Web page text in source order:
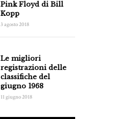
Pink Floyd di Bill
Kopp
3 agosto 2018
Le migliori
registrazioni delle
classifiche del
giugno 1968
11 giugno 2018